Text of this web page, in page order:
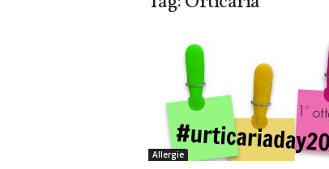
Allergie